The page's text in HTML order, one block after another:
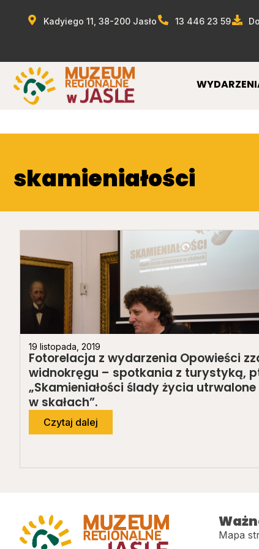
Kadyiego 11, 38-200 Jasło 13 446 23 59
skamieniałości
19 listopada, 2019
Fotorelacja z wydarzenia Opowieści
widnokręgu – spotkania z turystyką,
„Skamieniałości ślady życia utrwalone
w skałach”.
Czytaj dalej
Mapa